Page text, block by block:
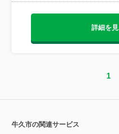
詳細を
1
牛久市の関連サービス